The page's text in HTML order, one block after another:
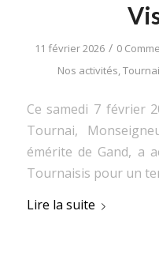
11 février 2026 / 0
Nos activités,
Ce samedi 7 février
Tournai,
émérite de Gand, a
Tournaisis pour un
Lire la suite